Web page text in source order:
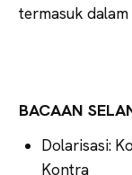
termasuk
BACAAN
Dolarisasi:
Kontra